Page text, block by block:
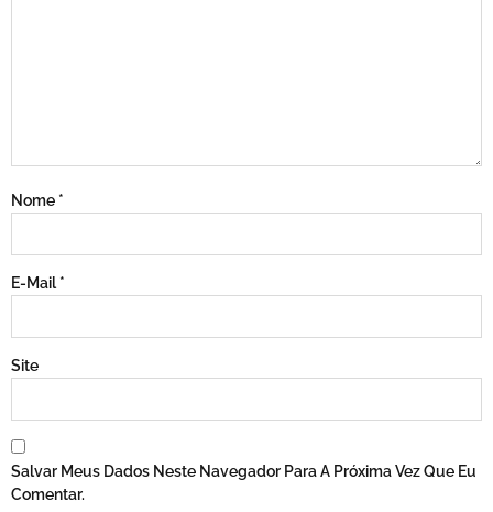
Nome *
E-Mail*
Site
Salvar Meus Dados Neste Navegador Para A Próxima Vez Que Eu
Comentar.